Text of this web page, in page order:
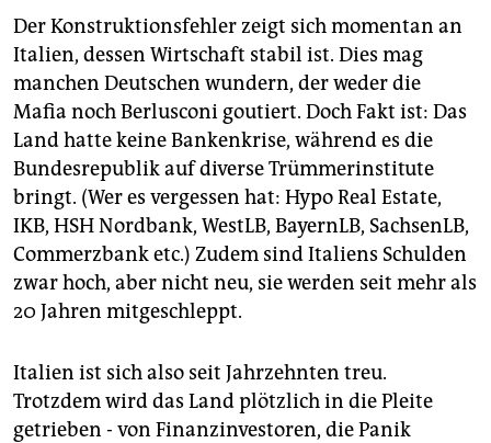
Der Konstruktionsfehler zeigt sich momentan an
Italien, dessen Wirtschaft stabil ist. Dies mag
manchen Deutschen wundern, der weder die
Mafia noch Berlusconi goutiert. Doch Fakt ist: Das
Land hatte keine Bankenkrise, während es die
Bundesrepublik auf diverse Trümmerinstitute
bringt. (Wer es vergessen hat: Hypo Real Estate,
IKB, HSH Nordbank, WestLB, BayernLB, SachsenLB,
Commerzbank etc.) Zudem sind Italiens Schulden
zwar hoch, aber nicht neu, sie werden seit mehr als
20 Jahren mitgeschleppt.
Italien ist sich also seit Jahrzehnten treu.
Trotzdem wird das Land plötzlich in die Pleite
getrieben - von Finanzinvestoren, die Panik